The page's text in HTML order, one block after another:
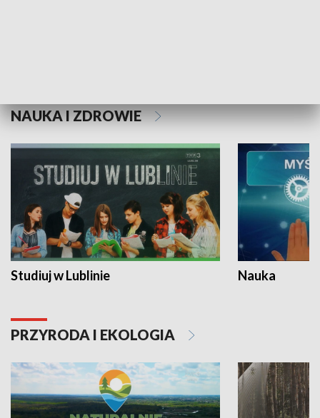
NAUKA I ZDROWIE
Studiuj w Lublinie Nauka
PRZYRODA I EKOLOGIA